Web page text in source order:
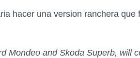
hacer una version ranchera
Mondeo and Skoda Superb,